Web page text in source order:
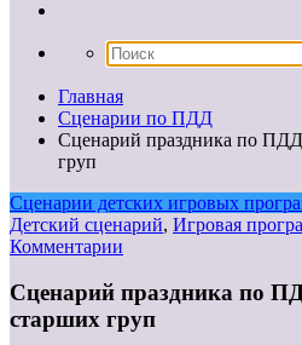
Главная
Сценарии по ПДД
Сценарий праздника по ПДД
груп
Сценарии детских игровых
Детский сценарий, Игровая
Комментарии
Сценарий праздника по
старших груп